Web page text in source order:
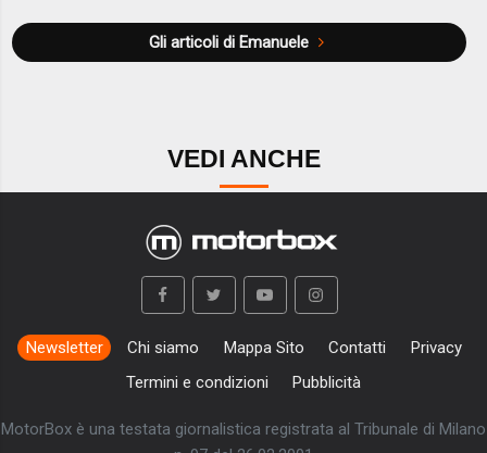
Gli articoli di Emanuele
VEDI ANCHE
Newsletter Chi siamo Mappa Sito Contatti
Privacy
Termini e condizioni
Pubblicità
MotorBox è una testata giornalistica registrata al Tribunale di Milano